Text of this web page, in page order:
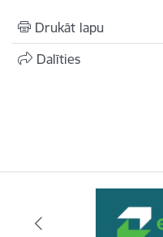
Drukāt lapu
Dalīties